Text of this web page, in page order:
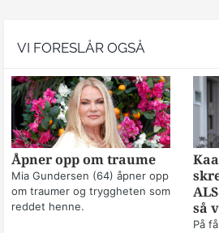
VI FORESLÅR OGSÅ
Åpner opp om traume
Mia Gundersen (64) åpner opp
om traumer og tryggheten som
reddet henne.
så
På